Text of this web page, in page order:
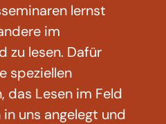
lernst
im
zu lesen. Dafür
speziellen
das Lesen im Feld
uns angelegt und